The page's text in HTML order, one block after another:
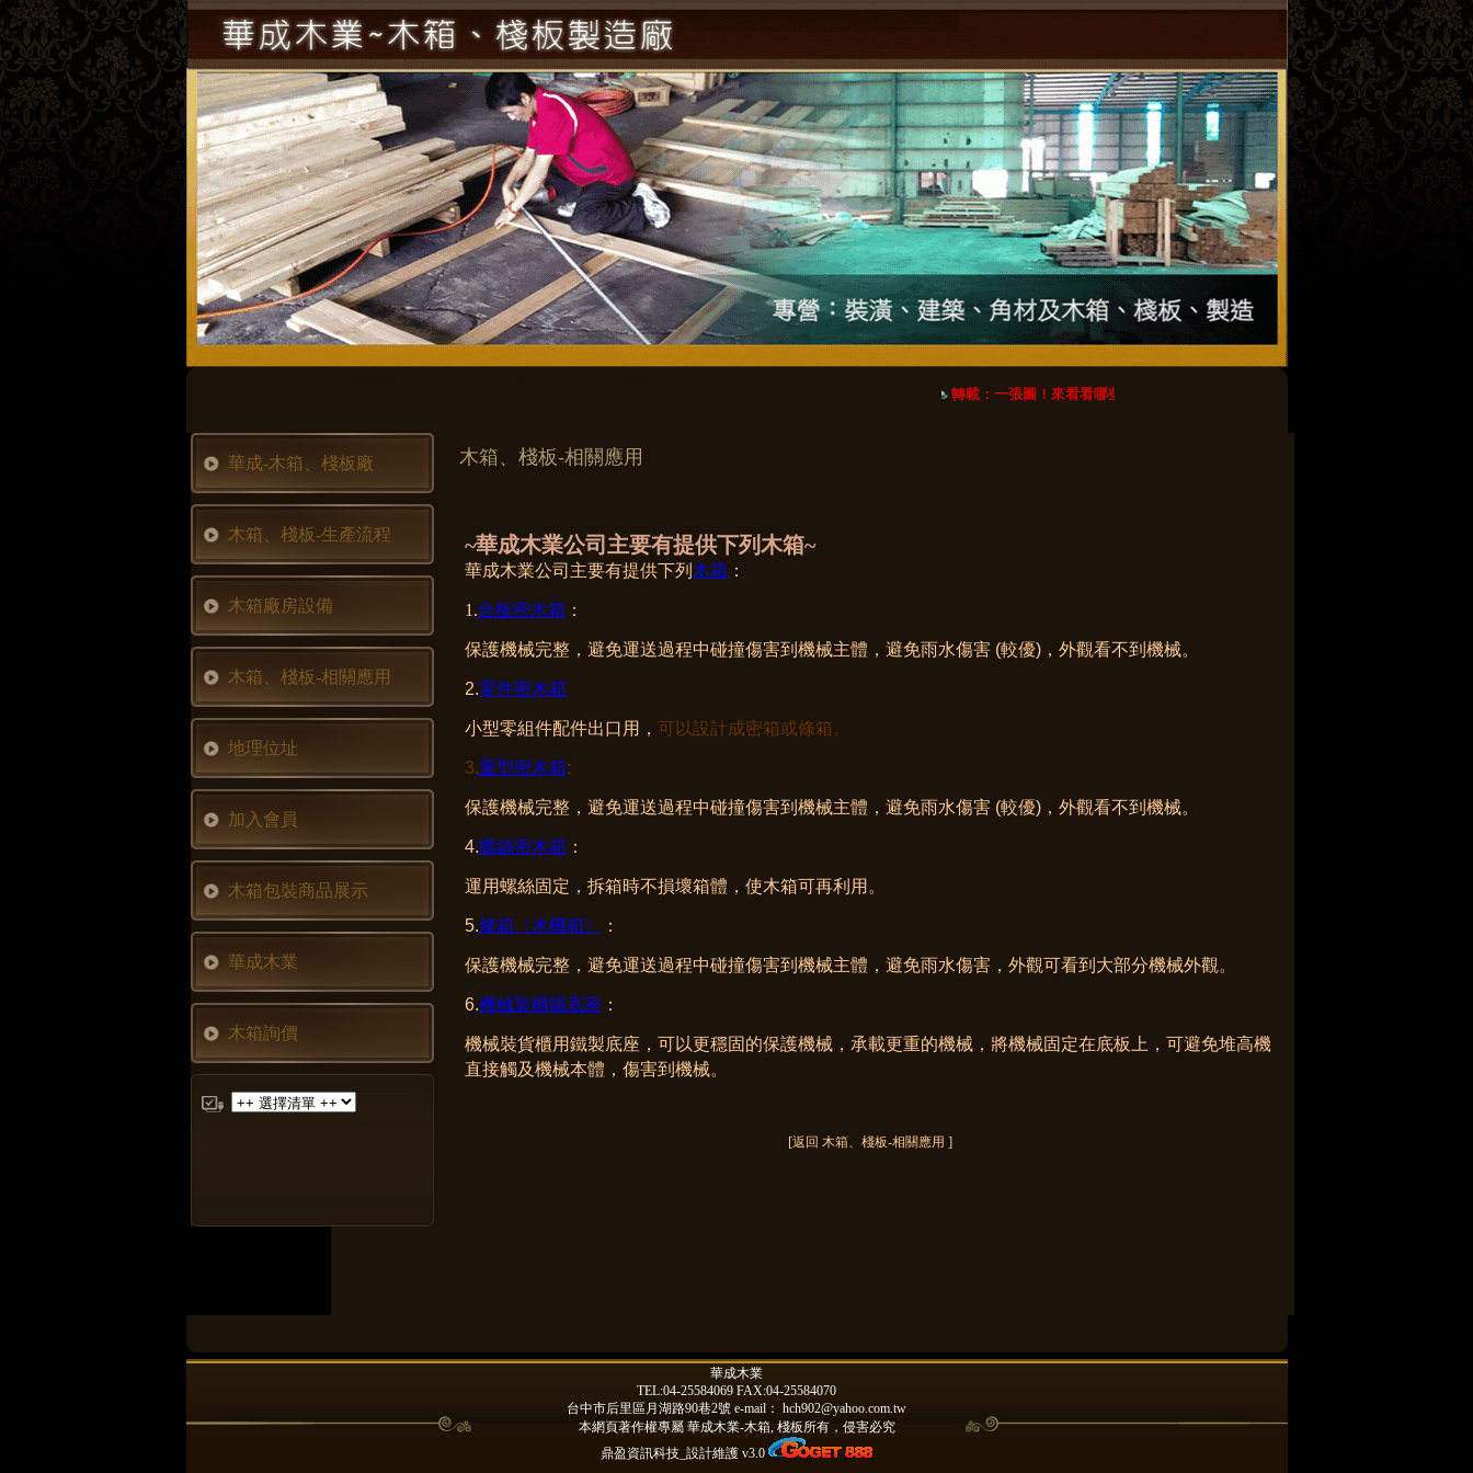
轉載：一張圖！來看看哪些木棧板最好不要用？
華成-木箱、棧板廠
木箱、棧板-生產流程
木箱廠房設備
木箱、棧板-相關應用
地理位址
加入會員
木箱包裝商品展示
華成木業
木箱詢價
木箱、棧板-相關應用
~華成木業公司主要有提供下列木箱~
華成木業公司主要有提供下列 木箱 ：
1.合板密木箱 ：
保護機械完整， 避免運送過程中碰撞傷害到機械主體， 避免雨水傷害 (較優)，外觀看不到機械。
2.零件密木箱
小型零組件配件出口用， 可以設計成密箱或條箱。
3.重型密木箱:
保護機械完整， 避免運送過程中碰撞傷害到機械主體， 避免雨水傷害 (較優)， 外觀看不到機械。
4.螺絲密木箱 ：
運用螺絲固定， 拆箱時不損壞箱體， 使木箱可再利用。
5.條箱〈木柵箱〉 ：
保護機械完整， 避免運送過程中碰撞傷害到機械主體， 避免雨水傷害， 外觀可看到大部分機械外觀。
6.機械裝櫃鐵底座 ：
機械裝貨櫃用鐵製底座，可以更穩固的保護機械，承載更重的機械，將機械固定在底板上，可避免堆高機
直接觸及機械本體，傷害到機械。
[返回 木箱、棧板-相關應用 ]
華成木業
TEL:04-25584069 FAX:04-25584070
台中市后里區月湖路90巷2號 e-mail： hch902@yahoo.com.tw
本網頁著作權專屬華成木業-木箱, 棧板所有，侵害必究
鼎盈資訊科技_設計維護 v3.0